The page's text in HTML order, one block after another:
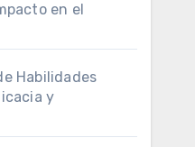
en el
Habilidades
y